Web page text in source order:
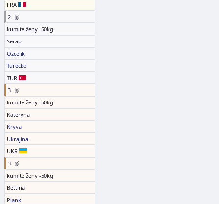
FRA
2. 🥈
kumite ženy -50kg
Serap
Özcelik
Turecko
TUR
3. 🥉
kumite ženy -50kg
Kateryna
Kryva
Ukrajina
UKR
3. 🥉
kumite ženy -50kg
Bettina
Plank